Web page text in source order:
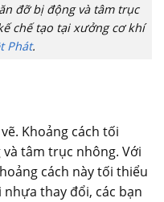
đỡ bị động và tâm trục
chế tạo tại xưởng cơ khí
Phát.
Khoảng cách tối
tâm trục nhông. Với
cách này tối thiểu
thay đổi, các bạn